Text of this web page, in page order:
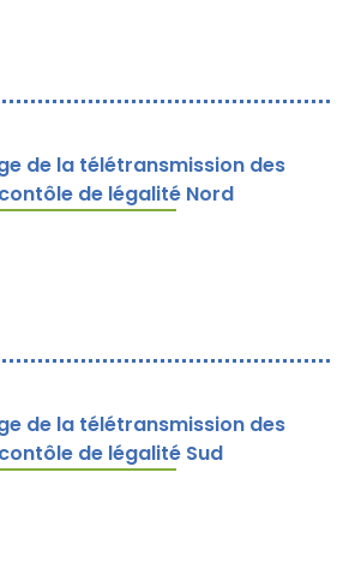
de la télétransmission des
de légalité Nord
de la télétransmission des
de légalité Sud